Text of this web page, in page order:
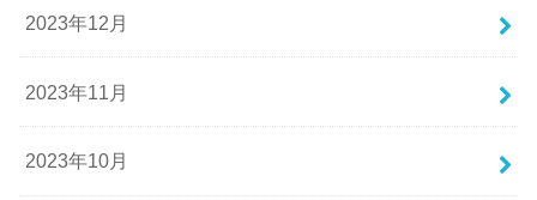
2023年12月
2023年11月
2023年10月